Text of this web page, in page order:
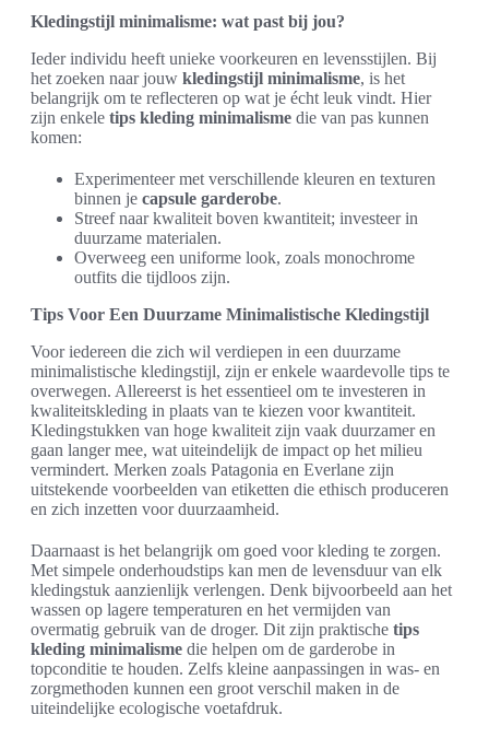
Kledingstijl minimalisme: wat past bij jou?
Ieder individu heeft unieke voorkeuren en levensstijlen. Bij
het zoeken naar jouw kledingstijl minimalisme, is het
belangrijk om te reflecteren op wat je écht leuk vindt. Hier
zijn enkele tips kleding minimalisme die van pas kunnen
komen:
Experimenteer met verschillende kleuren en texturen
binnen je capsule garderobe.
Streef naar kwaliteit boven kwantiteit; investeer in
duurzame materialen.
Overweeg een uniforme look, zoals monochrome
outfits die tijdloos zijn.
Tips Voor Een Duurzame Minimalistische Kledingstijl
Voor iedereen die zich wil verdiepen in een duurzame
minimalistische kledingstijl, zijn er enkele waardevolle tips te
overwegen. Allereerst is het essentieel om te investeren in
kwaliteitskleding in plaats van te kiezen voor kwantiteit.
Kledingstukken van hoge kwaliteit zijn vaak duurzamer en
gaan langer mee, wat uiteindelijk de impact op het milieu
vermindert. Merken zoals Patagonia en Everlane zijn
uitstekende voorbeelden van etiketten die ethisch produceren
en zich inzetten voor duurzaamheid.
Daarnaast is het belangrijk om goed voor kleding te zorgen.
Met simpele onderhoudstips kan men de levensduur van elk
kledingstuk aanzienlijk verlengen. Denk bijvoorbeeld aan het
wassen op lagere temperaturen en het vermijden van
overmatig gebruik van de droger. Dit zijn praktische tips
kleding minimalisme die helpen om de garderobe in
topconditie te houden. Zelfs kleine aanpassingen in was- en
zorgmethoden kunnen een groot verschil maken in de
uiteindelijke ecologische voetafdruk.